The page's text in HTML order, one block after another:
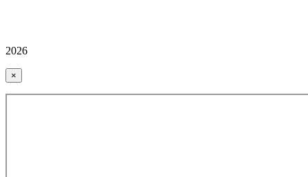
2026
×